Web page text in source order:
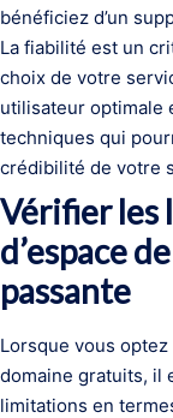
bénéficiez d’un
La fiabilité est un
choix de votre
utilisateur optimale
techniques qui
crédibilité de votre
Vérifier les
d’espace
passante
Lorsque vous
domaine gratuits, il
limitations en